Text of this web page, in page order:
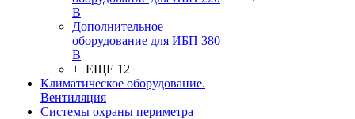
В
Дополнительное
оборудование для ИБП 380
В
+ ЕЩЕ 12
Климатическое оборудование.
Вентиляция
Системы охраны периметра